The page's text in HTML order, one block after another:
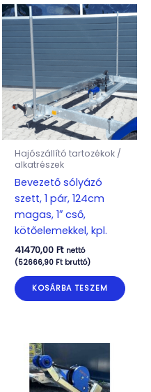
Hajószállító tartozékok /
alkatrészek
Bevezető sólyázó
szett, 1 pár, 124cm
magas, 1″ cső,
kötőelemekkel, kpl.
41470,00 Ft nettó
(52666,90 Ftbruttó)
KOSÁRBA TESZEM